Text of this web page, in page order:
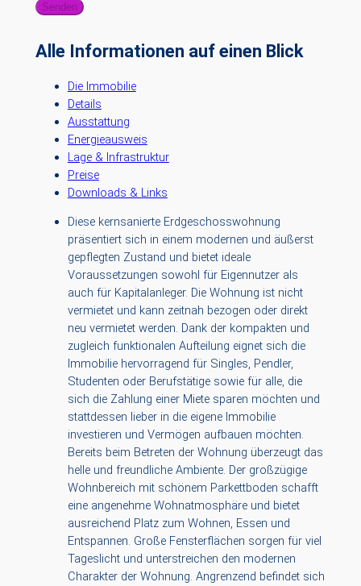
Senden
Alle Informationen auf einen Blick
Die Immobilie
Details
Ausstattung
Energieausweis
Lage & Infrastruktur
Preise
Downloads & Links
Diese kernsanierte Erdgeschosswohnung
präsentiert sich in einem modernen und äußerst
gepflegten Zustand und bietet ideale
Voraussetzungen sowohl für Eigennutzer als
auch für Kapitalanleger. Die Wohnung ist nicht
vermietet und kann zeitnah bezogen oder direkt
neu vermietet werden. Dank der kompakten und
zugleich funktionalen Aufteilung eignet sich die
Immobilie hervorragend für Singles, Pendler,
Studenten oder Berufstätige sowie für alle, die
sich die Zahlung einer Miete sparen möchten und
stattdessen lieber in die eigene Immobilie
investieren und Vermögen aufbauen möchten.
Bereits beim Betreten der Wohnung überzeugt das
helle und freundliche Ambiente. Der großzügige
Wohnbereich mit schönem Parkettboden schafft
eine angenehme Wohnatmosphäre und bietet
ausreichend Platz zum Wohnen, Essen und
Entspannen. Große Fensterflächen sorgen für viel
Tageslicht und unterstreichen den modernen
Charakter der Wohnung. Angrenzend befindet sich